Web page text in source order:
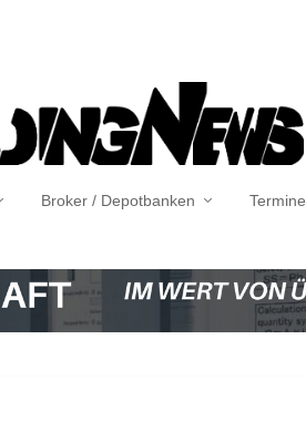
Broker / Depotbanken Termine